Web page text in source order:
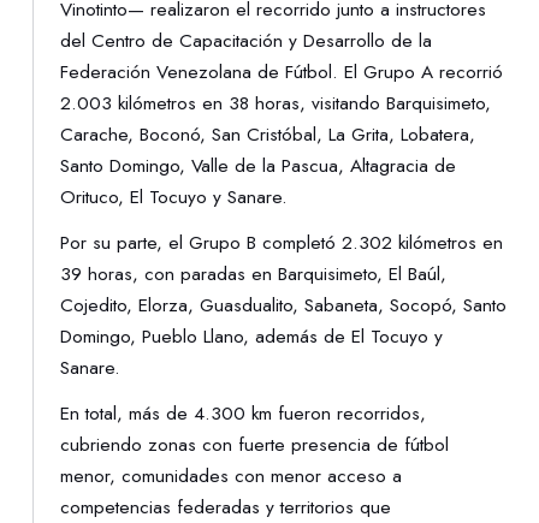
Vinotinto— realizaron el recorrido junto a instructores
del Centro de Capacitación y Desarrollo de la
Federación Venezolana de Fútbol. El Grupo A recorrió
2.003 kilómetros en 38 horas, visitando Barquisimeto,
Carache, Boconó, San Cristóbal, La Grita, Lobatera,
Santo Domingo, Valle de la Pascua, Altagracia de
Orituco, El Tocuyo y Sanare.
Por su parte, el Grupo B completó 2.302 kilómetros en
39 horas, con paradas en Barquisimeto, El Baúl,
Cojedito, Elorza, Guasdualito, Sabaneta, Socopó, Santo
Domingo, Pueblo Llano, además de El Tocuyo y
Sanare.
En total, más de 4.300 km fueron recorridos,
cubriendo zonas con fuerte presencia de fútbol
menor, comunidades con menor acceso a
competencias federadas y territorios que